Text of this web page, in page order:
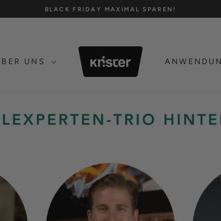
Pause
BLACK FRIDAY MAXIMAL SPAREN!
UNS